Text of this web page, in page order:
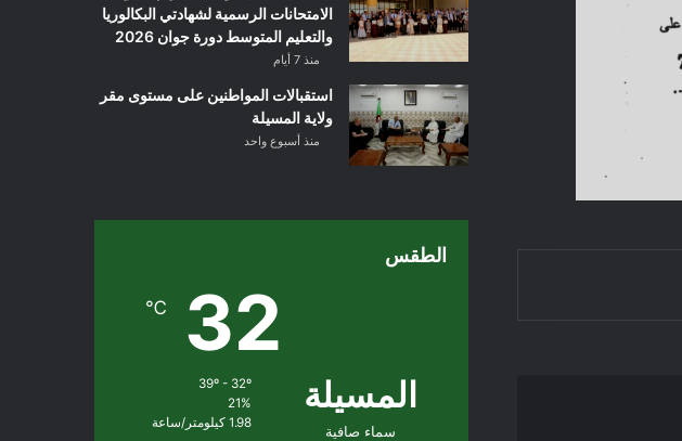
الامتحانات الرسمية لشهادتي البكالوريا
والتعليم المتوسط دورة جوان 2026
منذ 7 أيام
استقبالات المواطنين على مستوى مقر
ولاية المسيلة
منذ أسبوع واحد
الطقس
المسيلة
سماء صافية
32
℃
39º - 32º
21%
1.98 كيلومتر/ساعة